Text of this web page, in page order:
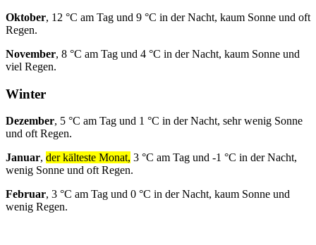
Oktober, 12 °C am Tag und 9 °C in der Nacht, kaum Sonne und oft
Regen.
November, 8 °C am Tag und 4 °C in der Nacht, kaum Sonne und
viel Regen.
Winter
Dezember, 5 °C am Tag und 1 °C in der Nacht, sehr wenig Sonne
und oft Regen.
Januar, der kälteste Monat, 3 °C am Tag und -1 °C in der Nacht,
wenig Sonne und oft Regen.
Februar, 3 °C am Tag und 0 °C in der Nacht, kaum Sonne und
wenig Regen.